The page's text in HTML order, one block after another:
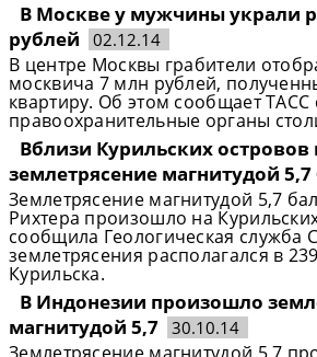
В Москве у мужчины украли
рублей
02.12.14
В центре Москвы грабители
москвича 7 млн рублей,
квартиру. Об этом сообщает ТАСС
правоохранительные органы
Вблизи Курильских
землетрясение магнитудой 5,7
Землетрясение магнитудой 5,7
Рихтера произошло на
сообщила Геологическая служба
землетрясения располагался в
Курильска.
В Индонезии произошло
магнитудой 5,7 30.10.14